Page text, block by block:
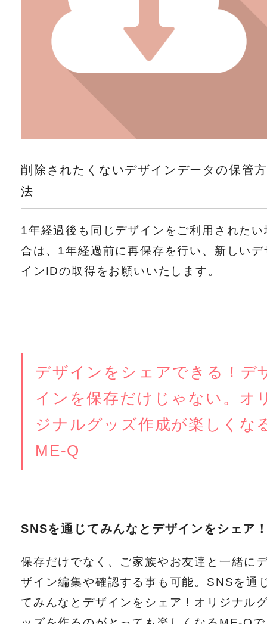
削除されたくないデザインデータの保管
法
1年経過後も同じデザインをご利用されたい
合は、1年経過前に再保存を行い、新しいデ
インIDの取得をお願いいたします。
デザインをシェアできる！デ
インを保存だけじゃない。オ
ジナルグッズ作成が楽しくな
ME-Q
SNSを通じてみんなとデザインをシェア
保存だけでなく、ご家族やお友達と一緒に
ザイン編集や確認する事も可能。SNSを通
てみんなとデザインをシェア！オリジナル